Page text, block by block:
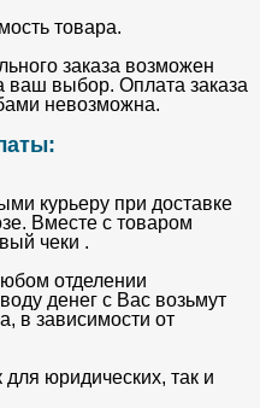
товара.
заказа возможен
ваш выбор. Оплата заказа
невозможна.
курьеру при доставке
Вместе с товаром
чеки .
отделении
денег с Вас возьмут
в зависимости от
юридических, так и